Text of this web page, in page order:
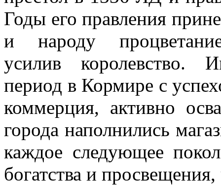
Годы его правления
и народу
усилив королевство.
период в Кормире с
коммерция, активно
города наполнились
каждое следующее
богатства и